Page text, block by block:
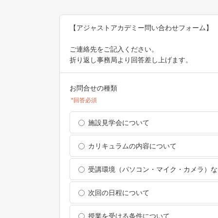
【アジャストアカデミー問い合わせフォーム】
ご連絡先をご記入ください。
折り返し事務局より回答差し上げます。
お問合せの種類
*回答必須
施設見学会について
カリキュラムの内容について
受講環境（パソコン・マイク・カメラ）
次回の日程について
授業を受ける条件について